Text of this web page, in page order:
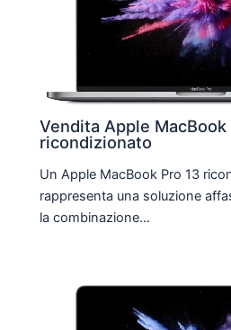
Vendita Apple MacBook
ricondizionato
Un Apple MacBook Pro 13
rappresenta una soluzione
la combinazione…